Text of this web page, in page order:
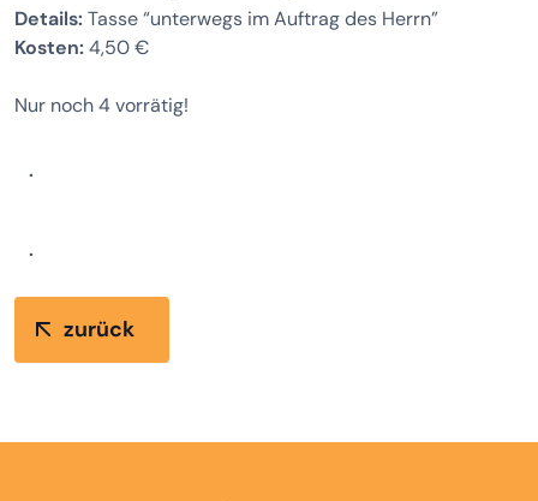
Details: Tasse “unterwegs im Auftrag des Herrn”
Kosten: 4,50 €
Nur noch 4 vorrätig!
.
.
zurück